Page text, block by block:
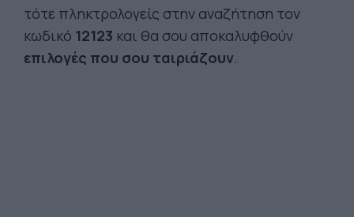
τότε πληκτρολογείς στην αναζήτηση τον
κωδικό 12123 και θα σου αποκαλυφθούν
επιλογές που σου ταιριάζουν.